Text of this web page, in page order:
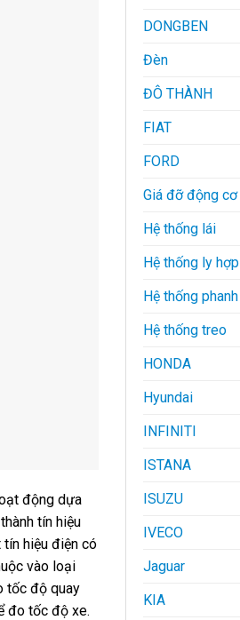
động dựa
tín hiệu
hiệu điện có
vào loại
tốc độ quay
đo tốc độ xe.
DONGBEN
Đèn
ĐÔ THÀNH
FIAT
FORD
Giá đỡ động cơ
Hệ thống lái
Hệ thống ly hợp
Hệ thống phanh
Hệ thống treo
HONDA
Hyundai
INFINITI
ISTANA
ISUZU
IVECO
Jaguar
KIA